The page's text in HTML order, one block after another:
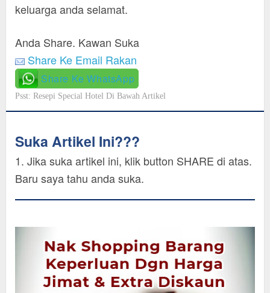
keluarga anda selamat.
Anda Share. Kawan Suka
Share Ke Email Rakan
Share Ke WhatsApp
Psst: Resepi Special Hotel Di Bawah Artikel
Suka Artikel Ini???
1. Jika suka artikel ini, klik button SHARE di atas.
Baru saya tahu anda suka.